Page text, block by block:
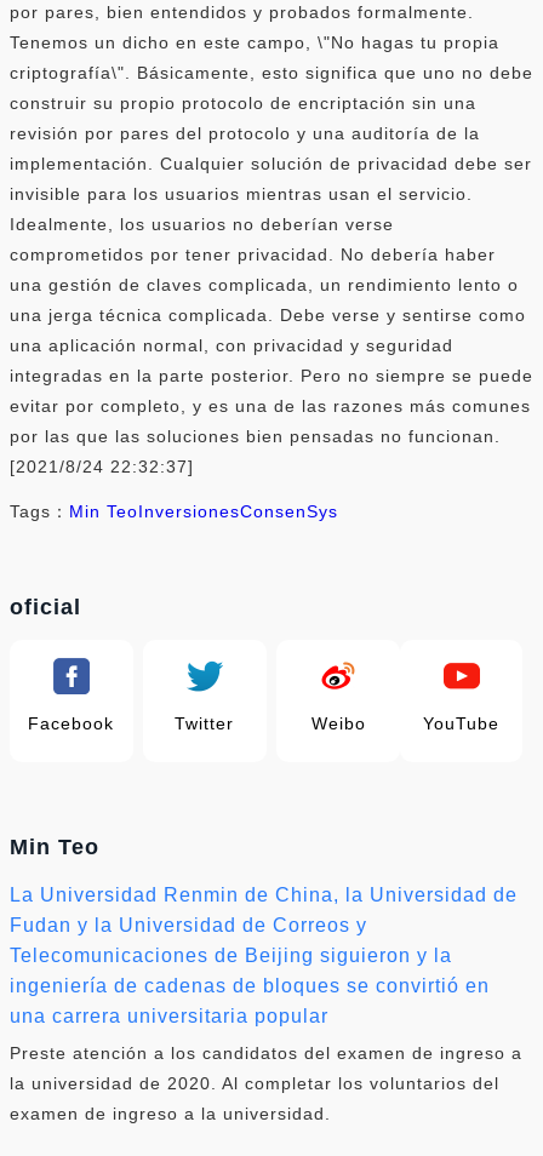
por pares, bien entendidos y probados formalmente.
Tenemos un dicho en este campo, \"No hagas tu propia
criptografía\". Básicamente, esto significa que uno no debe
construir su propio protocolo de encriptación sin una
revisión por pares del protocolo y una auditoría de la
implementación. Cualquier solución de privacidad debe ser
invisible para los usuarios mientras usan el servicio.
Idealmente, los usuarios no deberían verse
comprometidos por tener privacidad. No debería haber
una gestión de claves complicada, un rendimiento lento o
una jerga técnica complicada. Debe verse y sentirse como
una aplicación normal, con privacidad y seguridad
integradas en la parte posterior. Pero no siempre se puede
evitar por completo, y es una de las razones más comunes
por las que las soluciones bien pensadas no funcionan.
[2021/8/24 22:32:37]
Tags： Min TeoInversionesConsenSys
oficial
Facebook Twitter Weibo YouTube
Min Teo
La Universidad Renmin de China, la Universidad de
Fudan y la Universidad de Correos y
Telecomunicaciones de Beijing siguieron y la
ingeniería de cadenas de bloques se convirtió en
una carrera universitaria popular
Preste atención a los candidatos del examen de ingreso a
la universidad de 2020. Al completar los voluntarios del
examen de ingreso a la universidad.